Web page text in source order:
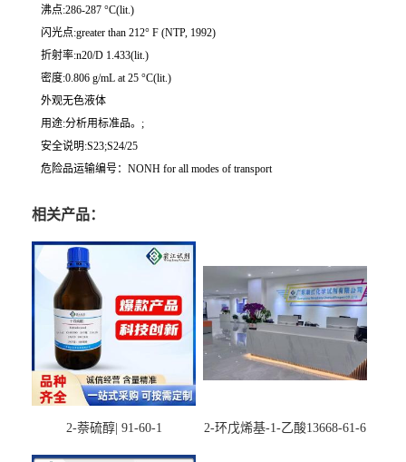
沸点:286-287 °C(lit.)
闪光点:greater than 212° F (NTP, 1992)
折射率:n20/D 1.433(lit.)
密度:0.806 g/mL at 25 °C(lit.)
外观无色液体
用途:分析用标准品。;
安全说明:S23;S24/25
危险品运输编号：NONH for all modes of transport
相关产品：
2-萘硫醇| 91-60-1 2-环戊烯基-1-乙酸13668-61-6